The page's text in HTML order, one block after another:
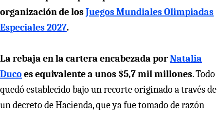
organización de losJuegos Mundiales Olimpiadas
Especiales 2027.
La rebaja en la cartera encabezada porNatalia
Duco es equivalente a unos $5,7 mil millones. Todo
quedó establecido bajo un recorte originado a través de
un decreto de Hacienda, que ya fue tomado de razón